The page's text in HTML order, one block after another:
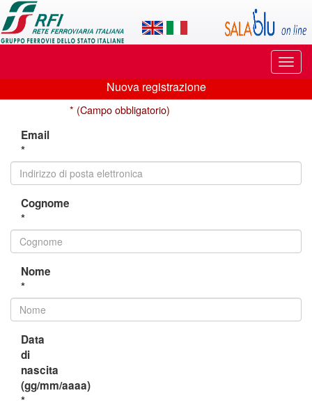
Applicazione
SalaBlu
Online
di
Ferroviaria
Italiana
di
Nuova
registrazione
Nuova registrazione
* (Campo obbligatorio)
Email
*
Cognome
*
Nome
*
Data
di
nascita
(gg/mm/aaaa)
*